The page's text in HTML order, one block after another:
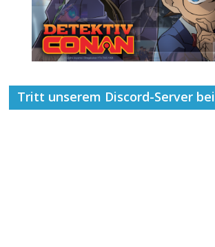
Tritt unserem Discord-Server bei